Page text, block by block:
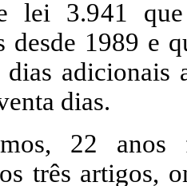
lei 3.941
desde 1989 e
dias
dias.
22
três artigos,